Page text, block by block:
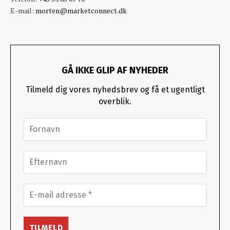
E-mail: morten@marketconnect.dk
GÅ IKKE GLIP AF NYHEDER
Tilmeld dig vores nyhedsbrev og få et ugentligt
overblik.